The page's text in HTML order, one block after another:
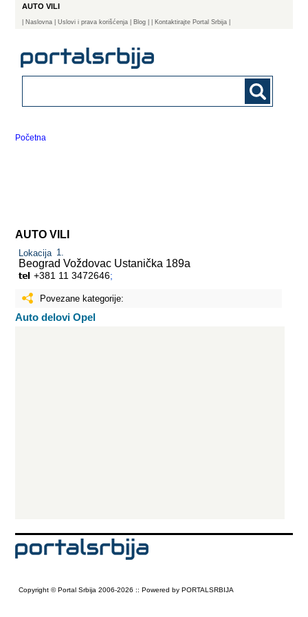
AUTO VILI
Naslovna | Uslovi i prava korišćenja Blog | Kontaktirajte Portal Srbija |
Početna
AUTO VILI
Lokacija
Beograd Voždovac Ustanička 189a
+381 11 3472646;
Povezane kategorije:
Auto delovi Opel
Copyright © Portal Srbija 2006-2026 :: Powered by PORTALSRBIJA